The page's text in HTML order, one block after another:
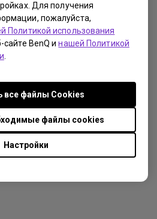
Для получения
пожалуйста,
Политикой использования
сайте BenQ инашей Политикой
Настройки
файлы cookies
все файлы Сookies